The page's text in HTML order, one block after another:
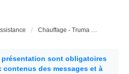
Chauffage - Truma - d'Appoint - etc...
présentation sont obligatoires
contenus des messages et à